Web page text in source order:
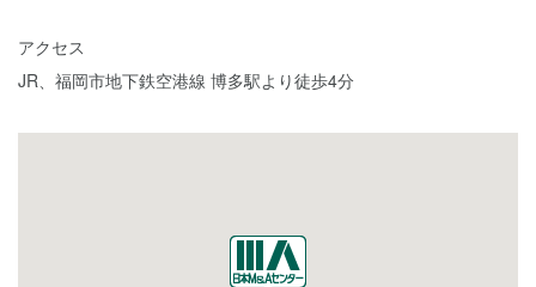
アクセス
JR、福岡市地下鉄空港線 博多駅より徒歩4分